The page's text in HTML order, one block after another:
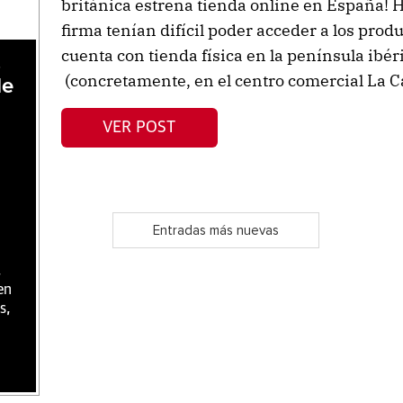
británica estrena tienda online en España!
firma tenían difícil poder acceder a los
cuenta con tienda física en la península
(concretamente, en el centro comercial La
VER POST
Entradas más nuevas